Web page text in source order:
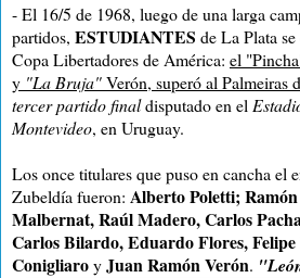
- El 16/5 de 1968, luego de una larga
partidos, ESTUDIANTES de La Plata
Copa Libertadores de América: el
y "La Bruja"Verón, superó al Palmeiras
tercer partido finaldisputado en el
Montevideo, en Uruguay.
Los once titulares que puso en cancha el
Zubeldía fueron: Alberto Poletti;
Malbernat, Raúl Madero, Carlos
Carlos Bilardo, Eduardo Flores,
ConigliaroyJuan Ramón Verón.